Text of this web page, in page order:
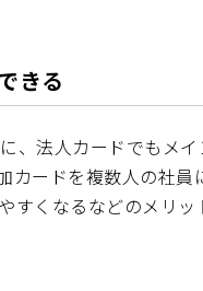
きる
、法人カードでもメ
カードを複数人の社員
くなるなどのメリッ